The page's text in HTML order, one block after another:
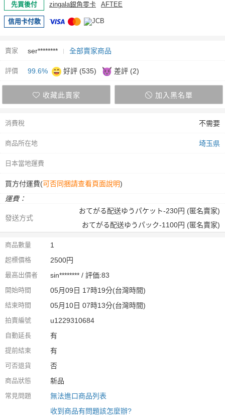
先買後付 zingala銀角零卡 AFTEE
信用卡付款
賣家 ser******** 全部賣家商品
評價 99.6% 好評 (535) 差評 (2)
收藏此賣家 加入黑名單
消費稅 不需要
商品所在地 埼玉県
日本當地運費
買方付運費(可否同捆請查看頁面說明)
運費：
發送方式
おてがる配送ゆうパケット-230円 (匿名賣家)
おてがる配送ゆうパック-1100円 (匿名賣家)
商品數量 1
起標價格 2500円
最高出價者 sin******** / 評価:83
開始時間 05月09日 17時19分(台灣時間)
結束時間 05月10日 07時13分(台灣時間)
拍賣編號 u1229310684
自動延長 有
提前結束 有
可否退貨 否
商品狀態 新品
常見問題
無法進口商品列表
收到商品有問題該怎麼辦?